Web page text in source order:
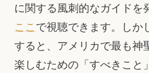
に関する風刺的なガイドを
ここで視聴できます。しか
すると、アメリカで最も神
楽しむための「すべきこと